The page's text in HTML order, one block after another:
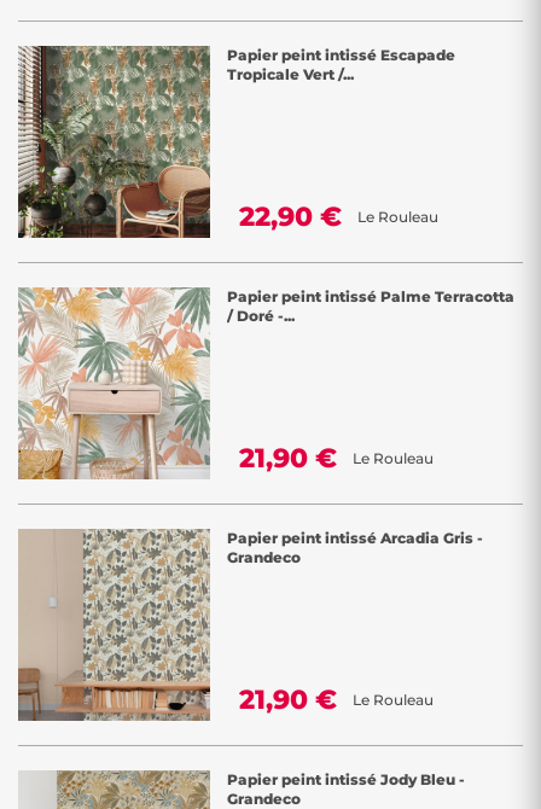
Papier peint intissé Escapade
Tropicale Vert /...
22,90 € Le Rouleau
Papier peint intissé Palme Terracotta
/ Doré -...
21,90 € Le Rouleau
Papier peint intissé Arcadia Gris -
Grandeco
21,90 € Le Rouleau
Papier peint intissé Jody Bleu -
Grandeco